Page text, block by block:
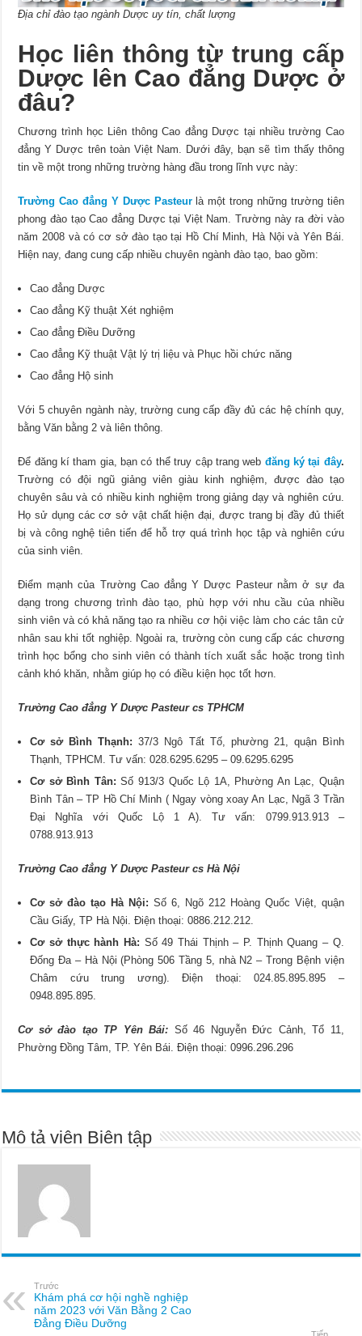
Địa chỉ đào tạo ngành Dược uy tín, chất lượng
Học liên thông từ trung cấp
Dược lên Cao đẳng Dược ở
đâu?
Chương trình học Liên thông Cao đẳng Dược tại nhiều trường Cao
đẳng Y Dược trên toàn Việt Nam. Dưới đây, bạn sẽ tìm thấy thông
tin về một trong những trường hàng đầu trong lĩnh vực này:
Trường Cao đẳng Y Dược Pasteurlà một trong những trường tiên
phong đào tạo Cao đẳng Dược tại Việt Nam. Trường này ra đời vào
năm 2008 và có cơ sở đào tạo tại Hồ Chí Minh, Hà Nội và Yên Bái.
Hiện nay, đang cung cấp nhiều chuyên ngành đào tạo, bao gồm:
Cao đẳng Dược
Cao đẳng Kỹ thuật Xét nghiệm
Cao đẳng Điều Dưỡng
Cao đẳng Kỹ thuật Vật lý trị liệu và Phục hồi chức năng
Cao đẳng Hộ sinh
Với 5 chuyên ngành này, trường cung cấp đầy đủ các hệ chính quy,
bằng Văn bằng 2 và liên thông.
Để đăng kí tham gia, bạn có thể truy cập trang web đăng ký tại đây.
Trường có đội ngũ giảng viên giàu kinh nghiệm, được đào tạo
chuyên sâu và có nhiều kinh nghiệm trong giảng dạy và nghiên cứu.
Họ sử dụng các cơ sở vật chất hiện đại, được trang bị đầy đủ thiết
bị và công nghệ tiên tiến để hỗ trợ quá trình học tập và nghiên cứu
của sinh viên.
Điểm mạnh của Trường Cao đẳng Y Dược Pasteur nằm ở sự đa
dạng trong chương trình đào tạo, phù hợp với nhu cầu của nhiều
sinh viên và có khả năng tạo ra nhiều cơ hội việc làm cho các tân cử
nhân sau khi tốt nghiệp. Ngoài ra, trường còn cung cấp các chương
trình học bổng cho sinh viên có thành tích xuất sắc hoặc trong tình
cảnh khó khăn, nhằm giúp họ có điều kiện học tốt hơn.
Trường Cao đẳng Y Dược Pasteur cs TPHCM
Cơ sở Bình Thạnh: 37/3 Ngô Tất Tố, phường 21, quận Bình
Thạnh, TPHCM. Tư vấn: 028.6295.6295 – 09.6295.6295
Cơ sở Bình Tân: Số 913/3 Quốc Lộ 1A, Phường An Lạc, Quận
Bình Tân – TP Hồ Chí Minh ( Ngay vòng xoay An Lạc, Ngã 3 Trần
Đại Nghĩa với Quốc Lộ 1 A). Tư vấn: 0799.913.913 –
0788.913.913
Trường Cao đẳng Y Dược Pasteur cs Hà Nội
Cơ sở đào tạo Hà Nội: Số 6, Ngõ 212 Hoàng Quốc Việt, quận
Cầu Giấy, TP Hà Nội. Điện thoại: 0886.212.212.
Cơ sở thực hành Hà: Số 49 Thái Thịnh – P. Thịnh Quang – Q.
Đống Đa – Hà Nội (Phòng 506 Tầng 5, nhà N2 – Trong Bệnh viện
Châm cứu trung ương). Điện thoại: 024.85.895.895 –
0948.895.895.
Cơ sở đào tạo TP Yên Bái: Số 46 Nguyễn Đức Cảnh, Tổ 11,
Phường Đồng Tâm, TP. Yên Bái. Điện thoại: 0996.296.296
Mô tả viên Biên tập
Trước
Khám phá cơ hội nghề nghiệp
năm 2023 với Văn Bằng 2 Cao
Đẳng Điều Dưỡng